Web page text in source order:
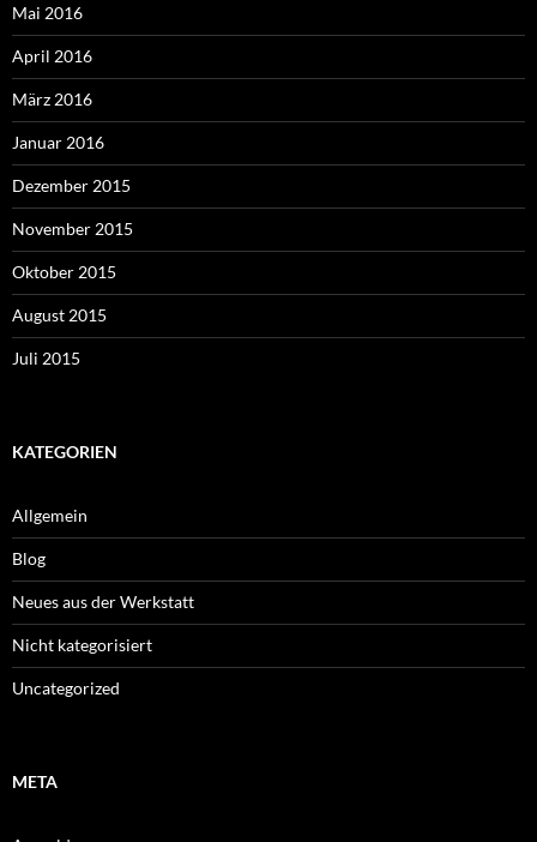
Mai 2016
April 2016
März 2016
Januar 2016
Dezember 2015
November 2015
Oktober 2015
August 2015
Juli 2015
KATEGORIEN
Allgemein
Blog
Neues aus der Werkstatt
Nicht kategorisiert
Uncategorized
META